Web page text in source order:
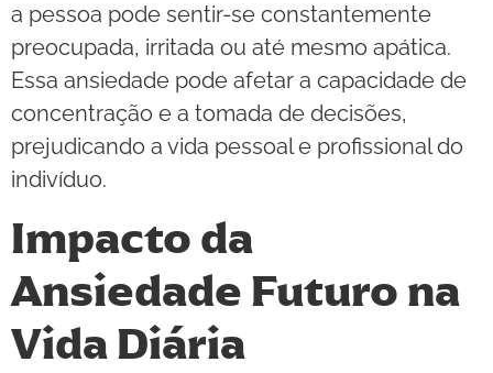
a pessoa pode sentir-se constantemente
preocupada, irritada ou até mesmo apática.
Essa ansiedade pode afetar a capacidade de
concentração e a tomada de decisões,
prejudicando a vida pessoal e profissional do
indivíduo.
Impacto da
Ansiedade Futuro na
Vida Diária